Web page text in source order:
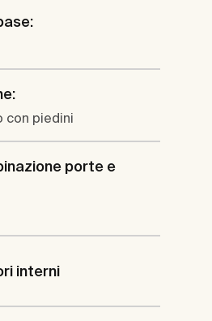
con piedini
porte e
interni